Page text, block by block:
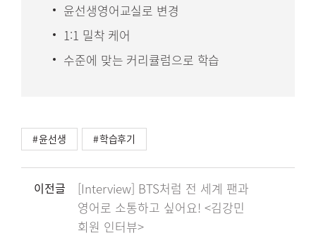
윤선생영어교실로 변경
1:1 밀착 케어
수준에 맞는 커리큘럼으로 학습
윤선생 학습후기
이전글
[Interview] BTS처럼 전 세계 팬과
영어로 소통하고 싶어요! <김강민
회원 인터뷰>